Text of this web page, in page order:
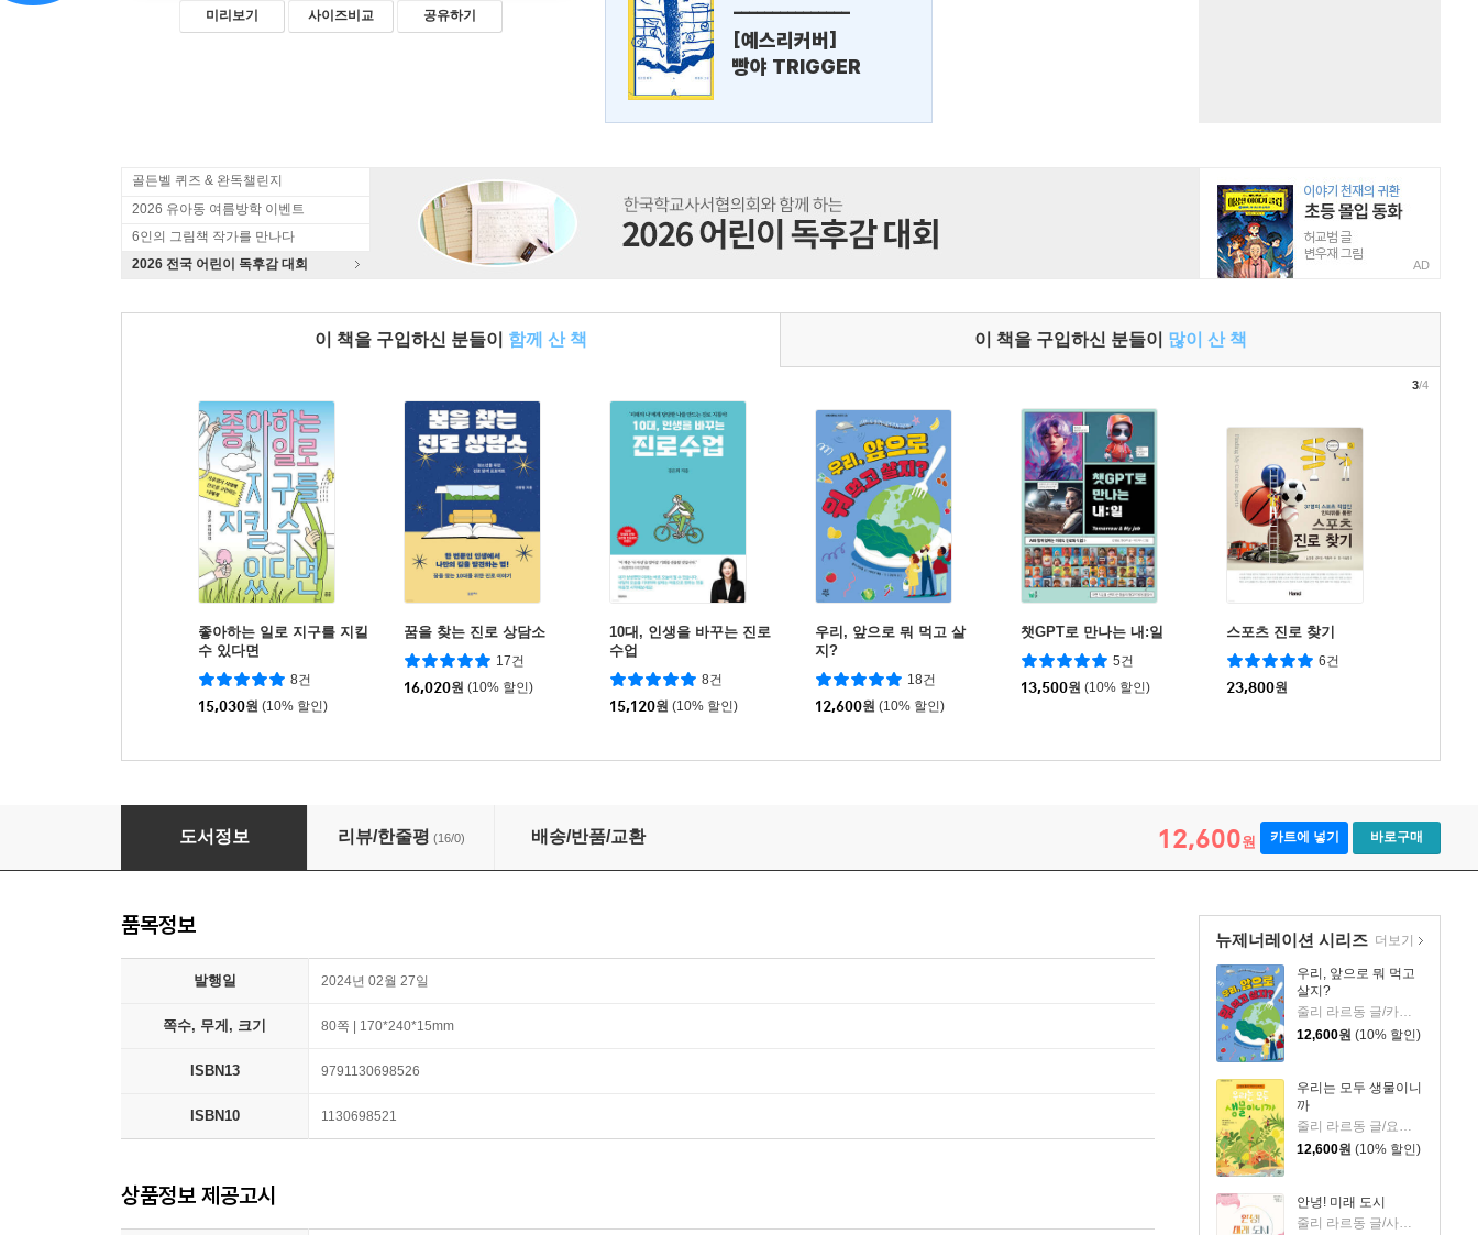
미리보기 사이즈비교 공유하기
---------------
[예스리커버]
빵야 TRIGGER
골든벨 퀴즈 & 완독챌린지
2026 유아동 여름방학 이벤트
6인의 그림책 작가를 만나다
2026 전국 어린이 독후감 대회
AD
이 책을 구입하신 분들이 함께 산 책 이 책을 구입하신 분들이 많이 산 책
좋아하는 일로 지구를 지킬
수 있다면
8건
15,030원 (10% 할인)
꿈을 찾는 진로 상담소
17건
16,020원 (10% 할인)
10대, 인생을 바꾸는 진로
수업
8건
15,120원 (10% 할인)
우리, 앞으로 뭐 먹고 살
지?
18건
12,600원 (10% 할인)
챗GPT로 만나는 내:일
5건
13,500원 (10% 할인)
스포츠 진로 찾기
6건
23,800원
3/4
우리는 모두 생물이니까
도서정보 리뷰/한줄평 (16/0) 배송/반품/교환 12,600원 카트에 넣기 바로구매
뉴제너레이션 시리즈
우리, 앞으로 뭐 먹고
살지?
줄리 라르동 글/카미유 페로 그림/구영옥 역
12,600원 (10% 할인)
우리는 모두 생물이니
까
줄리 라르동 글/요한 콜롬비에 비베스 그림/곽지원 역
12,600원 (10% 할인)
안녕! 미래 도시
줄리 라르동 글/사라 벨라 그림/곽지원 역
더보기
품목정보
발행일 2024년 02월 27일
쪽수, 무게, 크기 80쪽 | 170*240*15mm
ISBN13 9791130698526
ISBN10 1130698521
상품정보 제공고시